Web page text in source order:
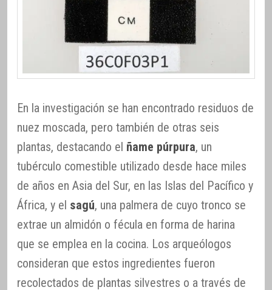
En la investigación se han encontrado residuos de
nuez moscada, pero también de otras seis
plantas, destacando el ñame púrpura, un
tubérculo comestible utilizado desde hace miles
de años en Asia del Sur, en las Islas del Pacífico y
África, y el sagú, una palmera de cuyo tronco se
extrae un almidón o fécula en forma de harina
que se emplea en la cocina. Los arqueólogos
consideran que estos ingredientes fueron
recolectados de plantas silvestres o a través de